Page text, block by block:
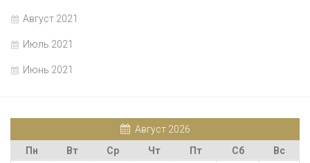
Август 2021
Июль 2021
Июнь 2021
Август 2026
Пн
Вт Ср Чт Пт Сб
Вс